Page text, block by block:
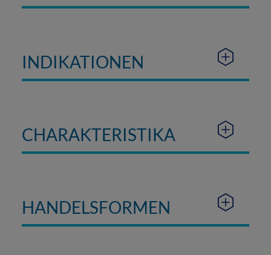
INDIKATIONEN
CHARAKTERISTIKA
HANDELSFORMEN